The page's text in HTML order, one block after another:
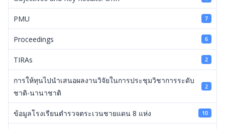
PMU 7
Proceedings 6
TIRAs 2
การให้ทุนไปนำเสนอผลงานวิจัยในการประชุมวิชาการระดับ
ชาติ-นานาชาติ
2
ข้อมูลโรงเรียนตำรวจตระเวนชายแดน 8 แห่ง 10